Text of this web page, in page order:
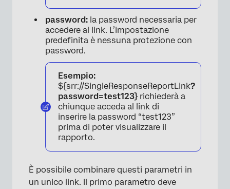
password: la password necessaria per
accedere al link. L’impostazione
predefinita è nessuna protezione con
password.
Esempio:
${srr://SingleResponseReportLink?
password=test123} richiederà a
chiunque acceda al link di
inserire la password “test123”
prima di poter visualizzare il
rapporto.
È possibile combinare questi parametri in
un unico link. Il primo parametro deve